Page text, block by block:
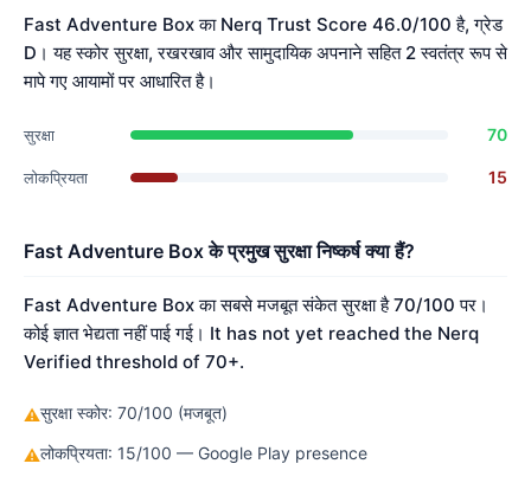
Fast Adventure Box का Nerq Trust Score 46.0/100 है, ग्रेड
D। यह स्कोर सुरक्षा, रखरखाव और सामुदायिक अपनाने सहित 2 स्वतंत्र रूप से
मापे गए आयामों पर आधारित है।
सुरक्षा 70
लोकप्रियता 15
Fast Adventure Box के प्रमुख सुरक्षा निष्कर्ष क्या हैं?
Fast Adventure Box का सबसे मजबूत संकेत सुरक्षा है 70/100 पर।
कोई ज्ञात भेद्यता नहीं पाई गई। It has not yet reached the Nerq
Verified threshold of 70+.
⚠सुरक्षा स्कोर: 70/100 (मजबूत)
⚠लोकप्रियता: 15/100 — Google Play presence